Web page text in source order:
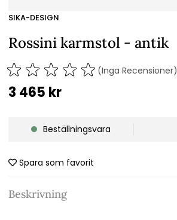
SIKA-DESIGN
Rossini karmstol - antik
(Inga Recensioner)
3 465 kr
Beställningsvara
Spara som favorit
Beskrivning